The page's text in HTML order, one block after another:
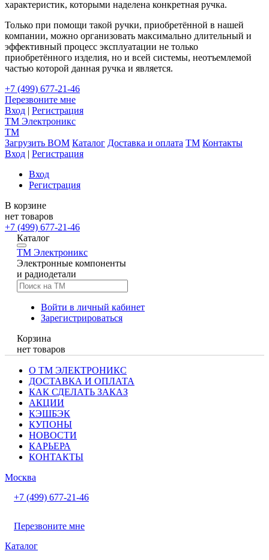
характеристик, которыми наделена конкретная ручка.
Только при помощи такой ручки, приобретённой в нашей
компании, можно организовать максимально длительный и
эффективный процесс эксплуатации не только
приобретённого изделия, но и всей системы, неотъемлемой
частью которой данная ручка и является.
+7 (499) 677-21-46
Перезвоните мне
Вход | Регистрация
TM Электроникс
TM
Загрузить BOM Каталог Доставка и оплата TM Контакты
Вход | Регистрация
Вход
Регистрация
В корзине
нет товаров
+7 (499) 677-21-46
Каталог
TM Электроникс
Электронные компоненты
и радиодетали
Войти в личный кабинет
Зарегистрироваться
Корзина
нет товаров
О ТМ ЭЛЕКТРОНИКС
ДОСТАВКА И ОПЛАТА
КАК СДЕЛАТЬ ЗАКАЗ
АКЦИИ
КЭШБЭК
КУПОНЫ
НОВОСТИ
КАРЬЕРА
КОНТАКТЫ
Москва
+7 (499) 677-21-46
Перезвоните мне
Каталог